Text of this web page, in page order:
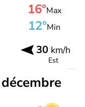
16°Max
12°Min
30 km/h
Est